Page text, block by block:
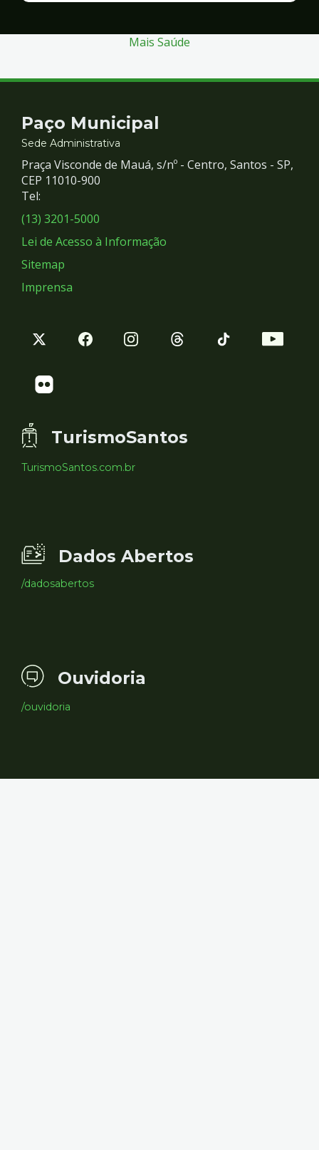
Segurança
Mais Saúde
Contato
e
Redes
Sociais
Paço Municipal
Sede Administrativa
Praça Visconde de Mauá, s/nº - Centro, Santos - SP,
CEP 11010-900
Tel:
(13) 3201-5000
Lei de Acesso à Informação
Sitemap
Imprensa
TurismoSantos
TurismoSantos.com.br
Dados Abertos
/dadosabertos
Ouvidoria
/ouvidoria